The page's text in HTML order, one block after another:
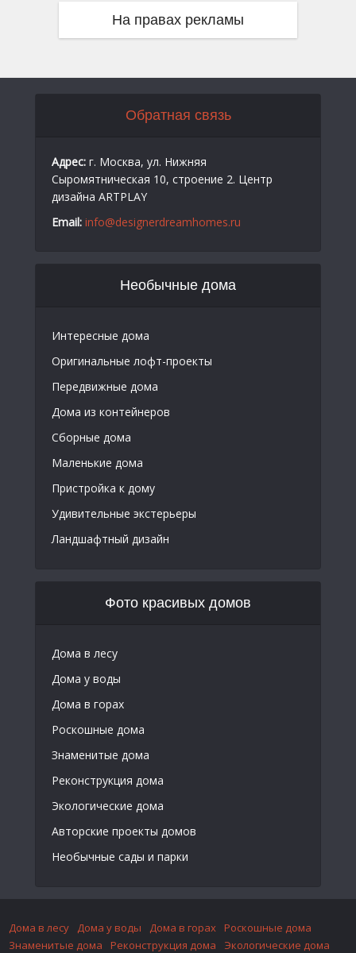
На правах рекламы
Обратная связь
Адрес: г. Москва, ул. Нижняя
Сыромятническая 10, строение 2. Центр
дизайна ARTPLAY
Email: info@designerdreamhomes.ru
Необычные дома
Интересные дома
Оригинальные лофт-проекты
Передвижные дома
Дома из контейнеров
Сборные дома
Маленькие дома
Пристройка к дому
Удивительные экстерьеры
Ландшафтный дизайн
Фото красивых домов
Дома в лесу
Дома у воды
Дома в горах
Роскошные дома
Знаменитые дома
Реконструкция дома
Экологические дома
Авторские проекты домов
Необычные сады и парки
Дома в лесу Дома у воды Дома в горах
Роскошные дома
Знаменитые дома
Реконструкция дома Экологические дома